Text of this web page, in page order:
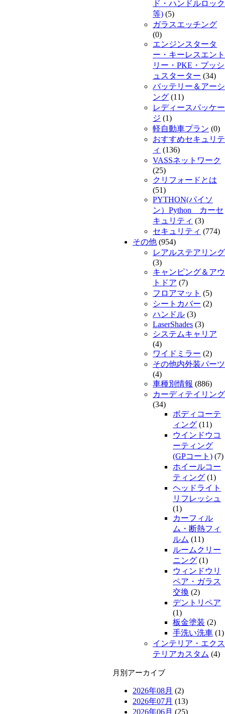
ド・ハンドルロック
等) (5)
ガラスエッチング
(0)
エンジンスタータ
ー・キーレスエント
リー・PKE・プッシ
ュスターター (34)
バッテリー＆アーシ
ング (11)
レディースパッケー
ジ (1)
軽自動車プラン (0)
おすすめセキュリテ
ィ (136)
VASSネットワーク
(25)
クリフォードとは
(51)
PYTHON(パイソ
ン）Python カーセ
キュリティ (3)
セキュリティ (774)
その他 (954)
レアルステアリング
(3)
キャンピング＆アウ
トドア (7)
フロアマット (5)
シートカバー (2)
ハンドル (3)
LaserShades (3)
システムキャリア
(4)
ワイドミラー (2)
その他内外装パーツ
(4)
車種別情報 (886)
カーディテイリング
(34)
ボディコーテ
ィング (11)
ウインドウコ
ーティング
(GPコート) (7)
ホイールコー
ティング (1)
ヘッドライト
リフレッシュ
(1)
カーフィル
ム・断熱フィ
ルム (11)
ルームクリー
ニング (1)
ウィンドウリ
ペア・ガラス
交換 (2)
デントリペア
(1)
板金塗装 (2)
手洗い洗車 (1)
インテリア・エクス
テリアカスタム (4)
月別アーカイブ
2026年08月 (2)
2026年07月 (13)
2026年06月 (25)